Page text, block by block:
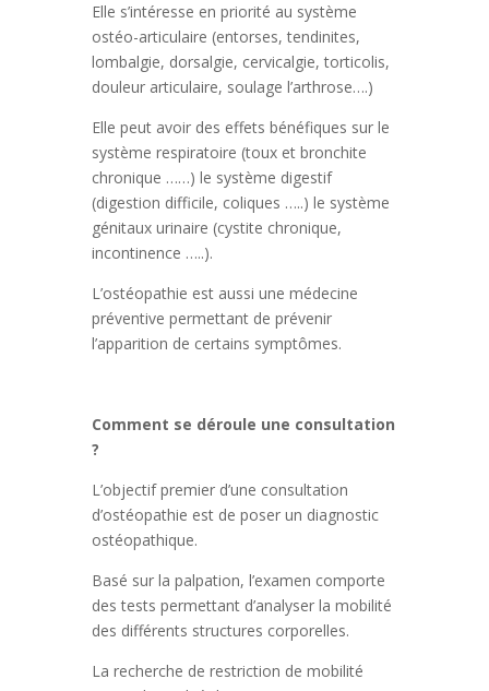
Elle s’intéresse en priorité au système
ostéo-articulaire (entorses, tendinites,
lombalgie, dorsalgie, cervicalgie, torticolis,
douleur articulaire, soulage l’arthrose….)
Elle peut avoir des effets bénéfiques sur le
système respiratoire (toux et bronchite
chronique ……) le système digestif
(digestion difficile, coliques …..) le système
génitaux urinaire (cystite chronique,
incontinence …..).
L’ostéopathie est aussi une médecine
préventive permettant de prévenir
l’apparition de certains symptômes.
Comment se déroule une consultation
?
L’objectif premier d’une consultation
d’ostéopathie est de poser un diagnostic
ostéopathique.
Basé sur la palpation, l’examen comporte
des tests permettant d’analyser la mobilité
des différents structures corporelles.
La recherche de restriction de mobilité